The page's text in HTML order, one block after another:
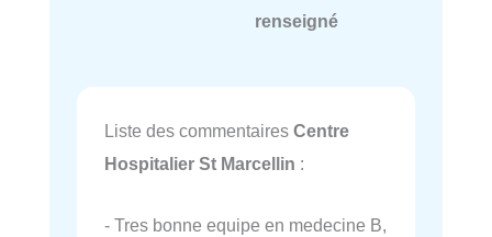
renseigné
Liste des commentaires Centre
Hospitalier St Marcellin :
- Tres bonne equipe en medecine B,